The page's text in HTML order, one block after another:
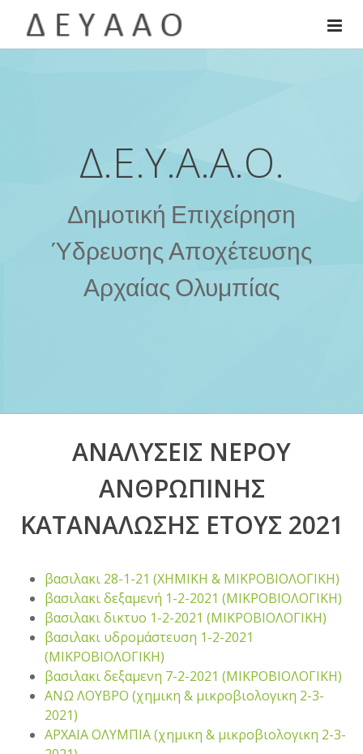
Δ.Ε.Υ.Α.Α.Ο.
Δημοτική Επιχείρηση
Ύδρευσης Αποχέτευσης
Αρχαίας Ολυμπίας
ΑΝΑΛΥΣΕΙΣ ΝΕΡΟΥ
ΑΝΘΡΩΠΙΝΗΣ
ΚΑΤΑΝΑΛΩΣΗΣ ΕΤΟΥΣ 2021
βασιλακι 28-1-21 (ΧΗΜΙΚΗ & ΜΙΚΡΟΒΙΟΛΟΓΙΚΗ)
βασιλακι δεξαμενή 1-2-2021 (ΜΙΚΡΟΒΙΟΛΟΓΙΚΗ)
βασιλακι δικτυο 1-2-2021 (ΜΙΚΡΟΒΙΟΛΟΓΙΚΗ)
βασιλακι υδρομάστευση 1-2-2021
(ΜΙΚΡΟΒΙΟΛΟΓΙΚΗ)
βασιλακι δεξαμενη 7-2-2021 (ΜΙΚΡΟΒΙΟΛΟΓΙΚΗ)
ΑΝΩ ΛΟΥΒΡΟ (χημικη & μικροβιολογικη 2-3-
2021)
ΑΡΧΑΙΑ ΟΛΥΜΠΙΑ (χημικη & μικροβιολογικη 2-3-